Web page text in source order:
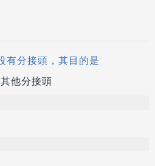
有分接頭，其目的是
他分接頭